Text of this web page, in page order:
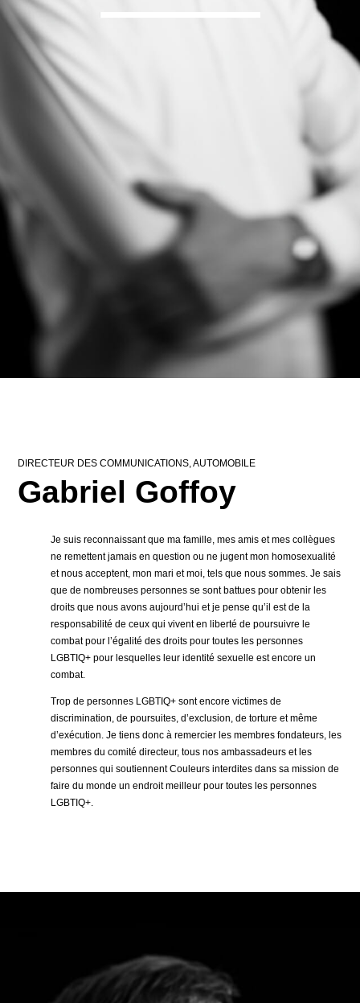
DIRECTEUR DES COMMUNICATIONS, AUTOMOBILE
Gabriel Goffoy
Je suis reconnaissant que ma famille, mes amis et mes collègues
ne remettent jamais en question ou ne jugent mon homosexualité
et nous acceptent, mon mari et moi, tels que nous sommes. Je sais
que de nombreuses personnes se sont battues pour obtenir les
droits que nous avons aujourd’hui et je pense qu’il est de la
responsabilité de ceux qui vivent en liberté de poursuivre le
combat pour l’égalité des droits pour toutes les personnes
LGBTIQ+ pour lesquelles leur identité sexuelle est encore un
combat.
Trop de personnes LGBTIQ+ sont encore victimes de
discrimination, de poursuites, d’exclusion, de torture et même
d’exécution. Je tiens donc à remercier les membres fondateurs, les
membres du comité directeur, tous nos ambassadeurs et les
personnes qui soutiennent Couleurs interdites dans sa mission de
faire du monde un endroit meilleur pour toutes les personnes
LGBTIQ+.